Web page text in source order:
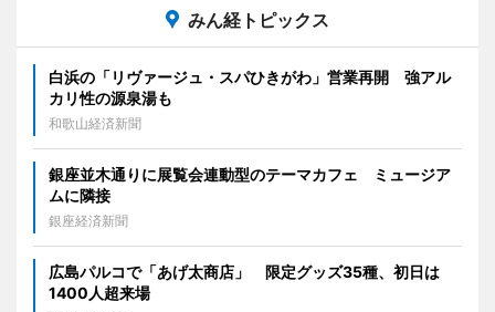
みん経トピックス
白浜の「リヴァージュ・スパひきがわ」営業再開 強アル
カリ性の源泉湯も
和歌山経済新聞
銀座並木通りに展覧会連動型のテーマカフェ ミュージア
ムに隣接
銀座経済新聞
広島パルコで「あげ太商店」 限定グッズ35種、初日は
1400人超来場